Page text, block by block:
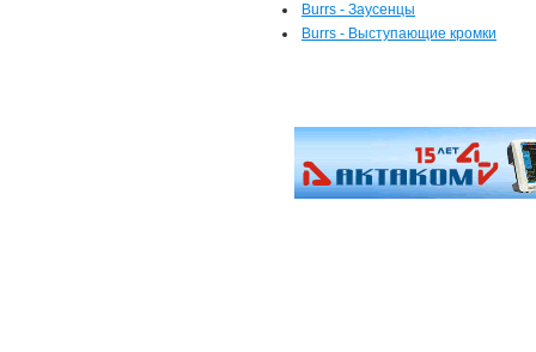
Burrs - Заусенцы
Burrs - Выступающие кромки